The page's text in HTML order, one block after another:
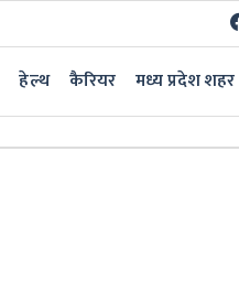
हेल्थ कैरियर मध्य प्रदेश शहर